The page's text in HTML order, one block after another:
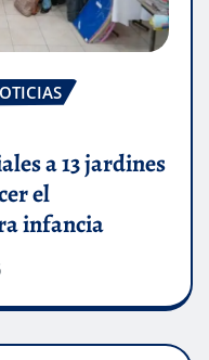
a 13 jardines
el
infancia